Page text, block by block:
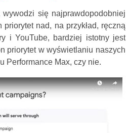
się najprawdopodobniej
nad, na przykład, ręczną
i YouTube, bardziej istotny jest
priorytet w wyświetlaniu naszych
Performance Max, czy nie.